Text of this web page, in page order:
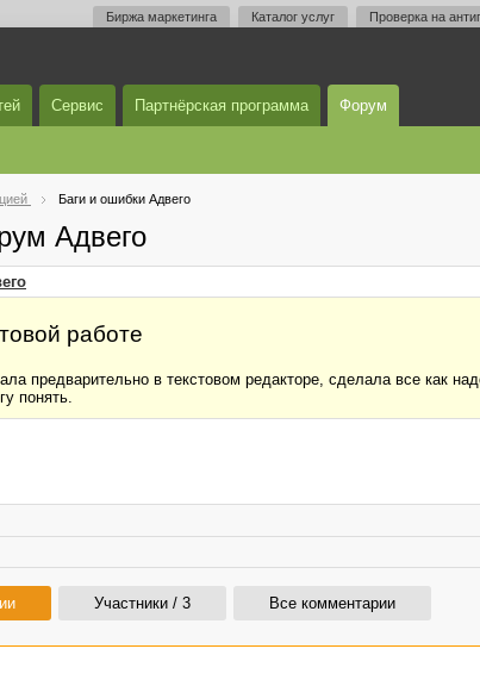
Биржа маркетинга Каталог услуг Проверка на
Сервис Партнёрская программа Форум
Баги и ошибки Адвего
Адвего
работе
предварительно в текстовом редакторе, сделала все как
понять.
Участники / 3 Все комментарии